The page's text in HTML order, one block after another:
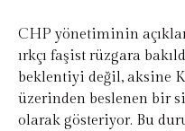
CHP yönetiminin
ırkçı faşist rüzgara
beklentiyi değil, aksine
üzerinden beslenen bir
olarak gösteriyor. Bu